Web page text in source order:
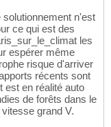
n'est
ce qui est des
les
espérer même
risque d'arriver
récents sont
est en réalité auto
de forêts dans le
grand V.